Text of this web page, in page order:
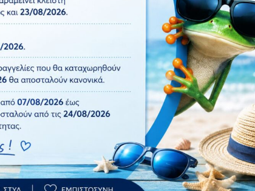
φακό.
Πρόσθήκη
στην λίστα
Πρόσθήκη
στην λίστα
επιθυμιών